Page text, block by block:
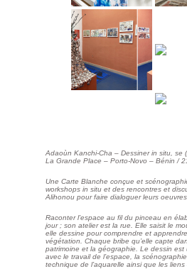
Adaoùn Kanchi-Cha – Dessiner in situ, se
La Grande Place – Porto-Novo – Bénin /
Une Carte Blanche conçue et
workshops in situ et des rencontres et
Alihonou pour faire dialoguer leurs
Raconter l’espace au fil du pinceau en
jour ; son atelier est la rue. Elle saisit le
elle dessine pour comprendre et
végétation. Chaque bribe qu’elle capte
patrimoine et la géographie. Le dessin
avec le travail de l’espace, la
technique de l’aquarelle ainsi que les